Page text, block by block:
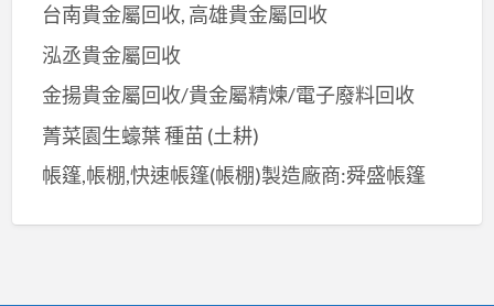
台南貴金屬回收, 高雄貴金屬回收
泓丞貴金屬回收
金揚貴金屬回收/貴金屬精煉/電子廢料回收
菁菜園生蠔葉 種苗 (土耕)
帳篷,帳棚,快速帳篷(帳棚)製造廠商:舜盛帳篷